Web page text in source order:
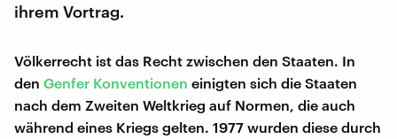
ihrem Vortrag.
Völkerrecht ist das Recht zwischen den Staaten. In
den Genfer Konventionen einigten sich die Staaten
nach dem Zweiten Weltkrieg auf Normen, die auch
während eines Kriegs gelten. 1977 wurden diese durch